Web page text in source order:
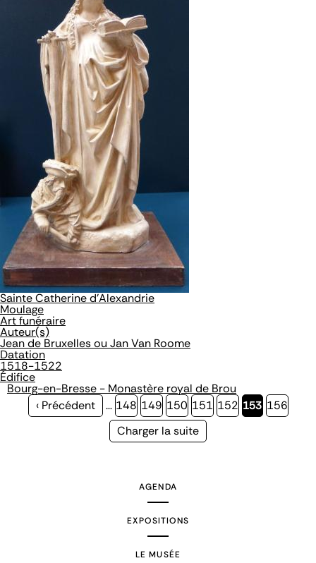
Sainte Catherine d'Alexandrie
Moulage
Art funéraire
Auteur(s)
Jean de Bruxelles ou Jan Van Roome
Datation
1518-1522
Édifice
Bourg-en-Bresse - Monastère royal de Brou
Page
‹ Précédent … Page
148 Page
149 Page
150 Page
151 Page
152 Page
153 Page
156
Page
Charger la suite
AGENDA
EXPOSITIONS
LE MUSÉE